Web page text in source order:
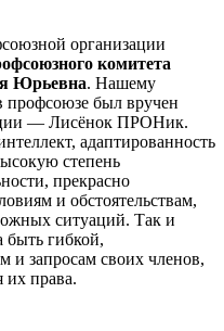
организации
комитета
Юрьевна. Нашему
профсоюзе был вручен
— Лисёнок ПРОНик.
адаптированность
степень
прекрасно
и обстоятельствам,
ситуаций. Так и
быть гибкой,
и запросам своих членов,
права.